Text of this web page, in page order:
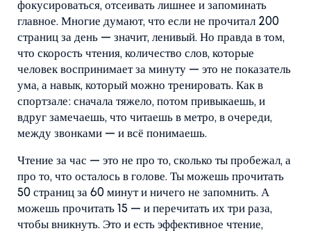
фокусироваться, отсеивать лишнее и запоминать
главное. Многие думают, что если не прочитал 200
страниц за день — значит, ленивый. Но правда в том,
что скорость чтения, количество слов, которые
человек воспринимает за минуту — это не показатель
ума, а навык, который можно тренировать. Как в
спортзале: сначала тяжело, потом привыкаешь, и
вдруг замечаешь, что читаешь в метро, в очереди,
между звонками — и всё понимаешь.
Чтение за час — это не про то, сколько ты пробежал, а
про то, что осталось в голове. Ты можешь прочитать
50 страниц за 60 минут и ничего не запомнить. А
можешь прочитать 15 — и перечитать их три раза,
чтобы вникнуть. Это и есть эффективное чтение,